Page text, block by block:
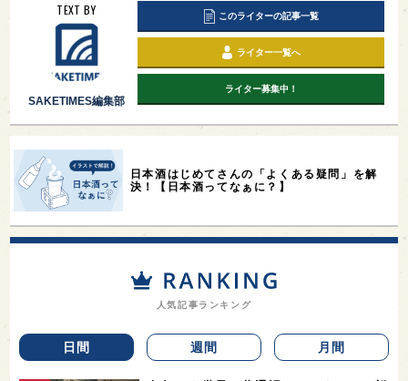
TEXT BY
SAKETIMES編集部
このライターの記事一覧
ライター一覧へ
ライター募集中！
日本酒はじめてさんの「よくある疑問」を解
決！【日本酒ってなぁに？】
人気記事ランキング
日間 週間 月間